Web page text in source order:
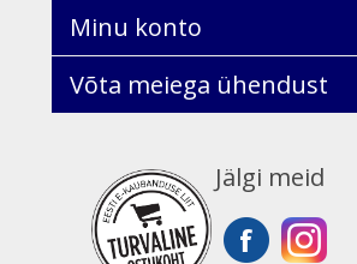
Minu konto
Võta meiega ühendust
Jälgi meid